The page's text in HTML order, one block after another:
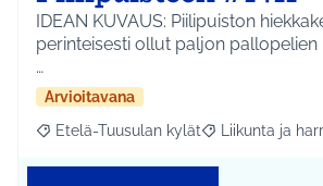
IDEAN KUVAUS: Piilipuiston
perinteisesti ollut paljon pallopelien
…
Arvioitavana
Rajaa tulokset aihepiirin mukaan: Etelä-
Etelä-Tuusulan kylät Rajaa tulokset
Liikunta ja